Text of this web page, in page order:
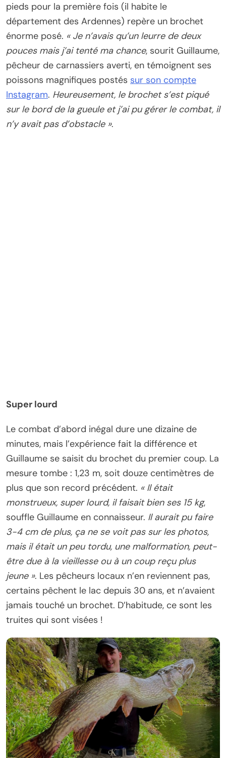
pieds pour la première fois (il habite le
département des Ardennes) repère un brochet
énorme posé. « Je n’avais qu’un leurre de deux
pouces mais j’ai tenté ma chance, sourit Guillaume,
pêcheur de carnassiers averti, en témoignent ses
poissons magnifiques postés sur son compte
Instagram. Heureusement, le brochet s’est piqué
sur le bord de la gueule et j’ai pu gérer le combat, il
n’y avait pas d’obstacle ».
Super lourd
Le combat d’abord inégal dure une dizaine de
minutes, mais l’expérience fait la différence et
Guillaume se saisit du brochet du premier coup. La
mesure tombe : 1,23 m, soit douze centimètres de
plus que son record précédent. « Il était
monstrueux, super lourd, il faisait bien ses 15 kg,
souffle Guillaume en connaisseur. Il aurait pu faire
3-4 cm de plus, ça ne se voit pas sur les photos,
mais il était un peu tordu, une malformation, peut-
être due à la vieillesse ou à un coup reçu plus
jeune ». Les pêcheurs locaux n’en reviennent pas,
certains pêchent le lac depuis 30 ans, et n’avaient
jamais touché un brochet. D’habitude, ce sont les
truites qui sont visées !